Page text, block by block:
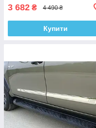
3 682 ₴ 4 490 ₴
Купити